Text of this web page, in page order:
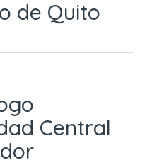
de Quito
Central